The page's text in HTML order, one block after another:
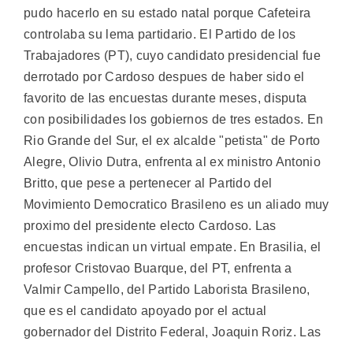
pudo hacerlo en su estado natal porque Cafeteira
controlaba su lema partidario. El Partido de los
Trabajadores (PT), cuyo candidato presidencial fue
derrotado por Cardoso despues de haber sido el
favorito de las encuestas durante meses, disputa
con posibilidades los gobiernos de tres estados. En
Rio Grande del Sur, el ex alcalde "petista" de Porto
Alegre, Olivio Dutra, enfrenta al ex ministro Antonio
Britto, que pese a pertenecer al Partido del
Movimiento Democratico Brasileno es un aliado muy
proximo del presidente electo Cardoso. Las
encuestas indican un virtual empate. En Brasilia, el
profesor Cristovao Buarque, del PT, enfrenta a
Valmir Campello, del Partido Laborista Brasileno,
que es el candidato apoyado por el actual
gobernador del Distrito Federal, Joaquin Roriz. Las